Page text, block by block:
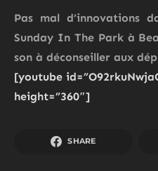
Pas mal d’innovations
Sunday In The Parkà
son à déconseiller aux
[youtube
height=”360″]
SHARE